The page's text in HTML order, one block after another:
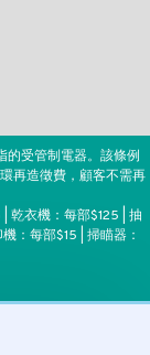
受管制電器。該條例
再造徵費，顧客不需再
乾衣機：每部$125 | 抽
：每部$15 | 掃瞄器：